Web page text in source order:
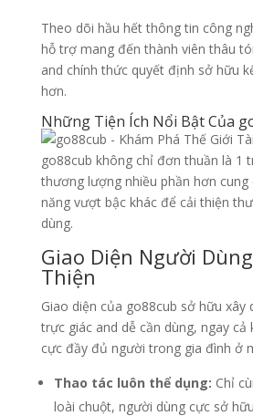
Theo dõi hầu hết thông tin công
hỗ trợ mang đến thành viên thâu
and chính thức quyết định sở hữu
hơn.
Những Tiện Ích Nổi Bật Của
go88cub không chỉ đơn thuần là 1
thương lượng nhiều phần hơn cung
năng vượt bậc khác để cải thiện
dùng.
Giao Diện Người
Thiện
Giao diện của go88cub sở hữu xây
trực giác and dễ cần dùng, ngay cả
cực đầy đủ người trong gia đình ở
Thao tác luôn thể dụng: Chỉ
loài chuột, người dùng cực sở